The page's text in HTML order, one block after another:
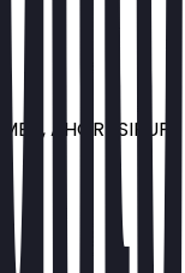
AHORNSIRUP,